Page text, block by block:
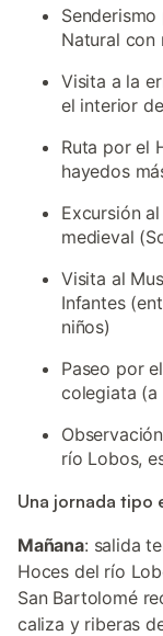
Natural con
Visita a la
el interior
Ruta por el
hayedos
Excursión
medieval
Visita al
Infantes
niños)
Paseo por
colegiata (a
río Lobos,
Una jornada tipo
Mañana: salida
Hoces del río
San Bartolomé
caliza y riberas